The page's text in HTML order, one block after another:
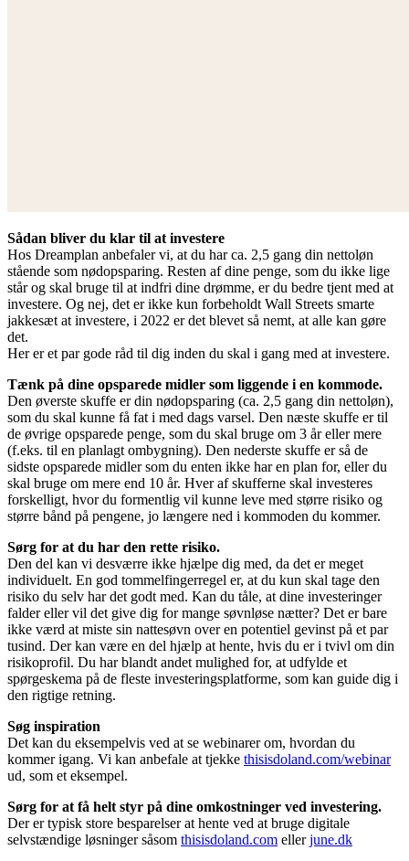
Sådan bliver du klar til at investere
Hos Dreamplan anbefaler vi, at du har ca. 2,5 gang din nettoløn
stående som nødopsparing. Resten af dine penge, som du ikke lige
står og skal bruge til at indfri dine drømme, er du bedre tjent med at
investere. Og nej, det er ikke kun forbeholdt Wall Streets smarte
jakkesæt at investere, i 2022 er det blevet så nemt, at alle kan gøre
det.
Her er et par gode råd til dig inden du skal i gang med at investere.
Tænk på dine opsparede midler som liggende i en kommode.
Den øverste skuffe er din nødopsparing (ca. 2,5 gang din nettoløn),
som du skal kunne få fat i med dags varsel. Den næste skuffe er til
de øvrige opsparede penge, som du skal bruge om 3 år eller mere
(f.eks. til en planlagt ombygning). Den nederste skuffe er så de
sidste opsparede midler som du enten ikke har en plan for, eller du
skal bruge om mere end 10 år. Hver af skufferne skal investeres
forskelligt, hvor du formentlig vil kunne leve med større risiko og
større bånd på pengene, jo længere ned i kommoden du kommer.
Sørg for at du har den rette risiko.
Den del kan vi desværre ikke hjælpe dig med, da det er meget
individuelt. En god tommelfingerregel er, at du kun skal tage den
risiko du selv har det godt med. Kan du tåle, at dine investeringer
falder eller vil det give dig for mange søvnløse nætter? Det er bare
ikke værd at miste sin nattesøvn over en potentiel gevinst på et par
tusind. Der kan være en del hjælp at hente, hvis du er i tvivl om din
risikoprofil. Du har blandt andet mulighed for, at udfylde et
spørgeskema på de fleste investeringsplatforme, som kan guide dig i
den rigtige retning.
Søg inspiration
Det kan du eksempelvis ved at se webinarer om, hvordan du
kommer igang. Vi kan anbefale at tjekke thisisdoland.com/webinar
ud, som et eksempel.
Sørg for at få helt styr på dine omkostninger ved investering.
Der er typisk store besparelser at hente ved at bruge digitale
selvstændige løsninger såsom thisisdoland.com ellerjune.dk